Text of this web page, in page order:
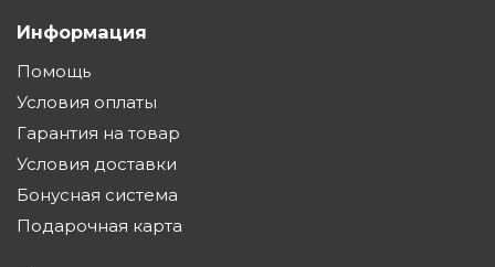
Информация
Помощь
Условия оплаты
Гарантия на товар
Условия доставки
Бонусная система
Подарочная карта